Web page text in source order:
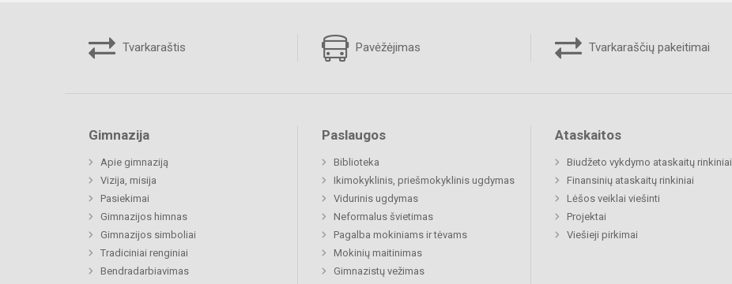
Tvarkaraštis Pavėžėjimas Tvarkaraščių pakeitimai
Gimnazija
Apie gimnaziją
Vizija, misija
Pasiekimai
Gimnazijos himnas
Gimnazijos simboliai
Tradiciniai renginiai
Bendradarbiavimas
Paslaugos
Biblioteka
Ikimokyklinis, priešmokyklinis ugdymas
Vidurinis ugdymas
Neformalus švietimas
Pagalba mokiniams ir tėvams
Mokinių maitinimas
Gimnazistų vežimas
Ataskaitos
Biudžeto vykdymo ataskaitų rinkiniai
Finansinių ataskaitų rinkiniai
Lėšos veiklai viešinti
Projektai
Viešieji pirkimai